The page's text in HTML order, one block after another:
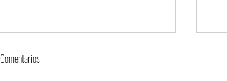
Comentarios